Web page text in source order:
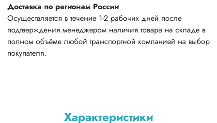
50*50*1,5
50*50*2
50*50*3
50*80*4
60*120*4
60*60*2
60*60*3
Доставка по регионам России
Осуществляется в течение 1-2 рабочих дней после
подтверждения менеджером наличия товара на складе в
полном объёме любой транспортной компанией на выбор
покупателя.
Характеристики